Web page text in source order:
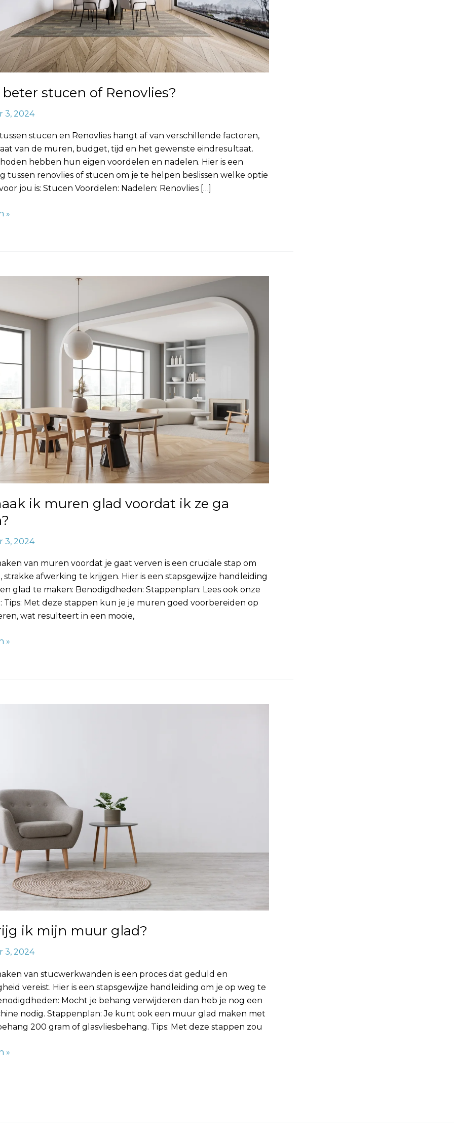
stucen of Renovlies?
3, 2024
stucen en Renovlies hangt af van verschillende factoren,
van de muren, budget, tijd en het gewenste eindresultaat.
hebben hun eigen voordelen en nadelen. Hier is een
tussen renovlies of stucen om je te helpen beslissen welke optie
jou is: Stucen Voordelen: Nadelen: Renovlies […]
»
ik muren glad voordat ik ze ga
3, 2024
van muren voordat je gaat verven is een cruciale stap om
strakke afwerking te krijgen. Hier is een stapsgewijze handleiding
glad te maken: Benodigdheden: Stappenplan: Lees ook onze
Tips: Met deze stappen kun je je muren goed voorbereiden op
wat resulteert in een mooie,
»
ik mijn muur glad?
3, 2024
van stucwerkwanden is een proces dat geduld en
vereist. Hier is een stapsgewijze handleiding om je op weg te
Mocht je behang verwijderen dan heb je nog een
nodig. Stappenplan: Je kunt ook een muur glad maken met
200 gram of glasvliesbehang. Tips: Met deze stappen zou
»